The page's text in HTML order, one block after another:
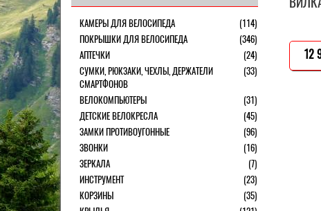
12
КАМЕРЫ ДЛЯ ВЕЛОСИПЕДА
(114)
ПОКРЫШКИ ДЛЯ ВЕЛОСИПЕДА
(346)
АПТЕЧКИ
(24)
СУМКИ, РЮКЗАКИ, ЧЕХЛЫ, ДЕРЖАТЕЛИ
СМАРТФОНОВ
(33)
ВЕЛОКОМПЬЮТЕРЫ
(31)
ДЕТСКИЕ ВЕЛОКРЕСЛА
(45)
ЗАМКИ ПРОТИВОУГОННЫЕ
(96)
ЗВОНКИ
(16)
ЗЕРКАЛА
(7)
ИНСТРУМЕНТ
(23)
КОРЗИНЫ
(35)